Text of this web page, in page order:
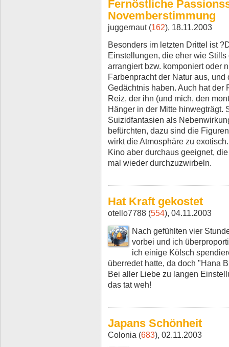
Fernöstliche
Novemberstimmung
juggernaut (162), 18.11.2003
Besonders im letzten Drittel ist
Einstellungen, die eher wie
arrangiert bzw. komponiert oder
Farbenpracht der Natur aus,
Gedächtnis haben. Auch hat
Reiz, der ihn (und mich, den
Hänger in der Mitte hinwegträgt.
Suizidfantasien als
befürchten, dazu sind die
wirkt die Atmosphäre zu
Kino aber durchaus geeignet,
mal wieder durchzuzwirbeln.
Hat Kraft gekostet
otello7788 (554), 04.11.2003
Nach gefühlten vier
vorbei und ich
ich einige Kölsch
überredet hatte, da doch "Hana
Bei aller Liebe zu langen
das tat weh!
Japans Schönheit
Colonia (683), 02.11.2003